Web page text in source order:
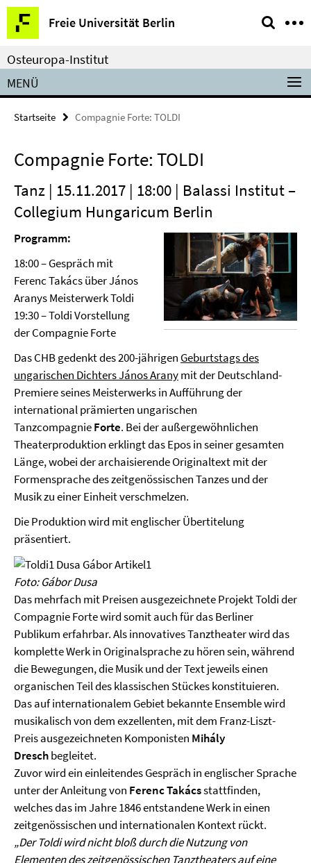
Springe
direkt
zu
Inhalt
Freie Universität Berlin
Service-
Navigation
Osteuropa-Institut
MENÜ
Startseite Compagnie Forte: TOLDI
Compagnie Forte: TOLDI
Tanz | 15.11.2017 | 18:00 | Balassi Institut –
Collegium Hungaricum Berlin
Programm:
18:00 – Gespräch mit
Ferenc Takács über János
Aranys Meisterwerk Toldi
19:30 – Toldi Vorstellung
der Compagnie Forte
Das CHB gedenkt des 200-jährigen Geburtstags des
ungarischen Dichters János Aranymit der Deutschland-
Premiere seines Meisterwerks in Aufführung der
international prämierten ungarischen
TanzcompagnieForte. Bei der außergewöhnlichen
Theaterproduktion erklingt das Epos in seiner gesamten
Länge, wobei der archaisierende Originaltext mit der
Formensprache des zeitgenössischen Tanzes und der
Musik zu einer Einheit verschmelzen.
Die Produktion wird mit englischer Übertitelung
präsentiert.
Foto: Gábor Dusa
Das mehrfach mit Preisen ausgezeichnete Projekt Toldi der
Compagnie Forte wird somit auch für das Berliner
Publikum erfahrbar. Als innovatives Tanztheater wird das
komplette Werk in Originalsprache zu hören sein, während
die Bewegungen, die Musik und der Text jeweils einen
organischen Teil des klassischen Stückes konstituieren.
Das auf internationalem Gebiet bekannte Ensemble wird
musikalisch von dem exzellenten, mit dem Franz-Liszt-
Preis ausgezeichneten Komponisten Mihály
Dreschbegleitet.
Zuvor wird ein einleitendes Gespräch in englischer Sprache
unter der Anleitung von Ferenc Takácsstattfinden,
welches das im Jahre 1846 entstandene Werk in einen
zeitgenössischen und internationalen Kontext rückt.
„Der Toldi wird nicht bloß durch die Nutzung von
Elementen des zeitgenössischen Tanztheaters auf eine